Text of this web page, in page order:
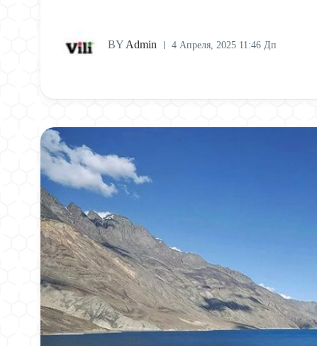
BY Admin 4 Апреля, 2025 11:46 Дп